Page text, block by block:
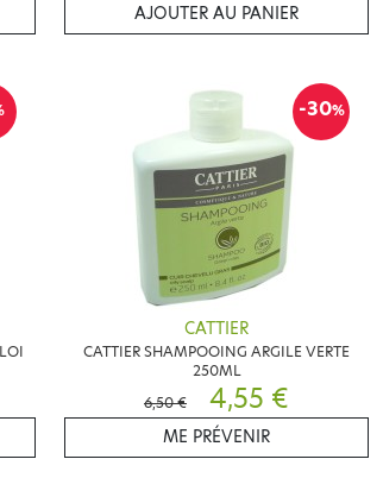
AJOUTER AU PANIER
-30%
CATTIER
CATTIER SHAMPOOING ARGILE VERTE
250ML
6,50 €
4,55 €
ME PRÉVENIR